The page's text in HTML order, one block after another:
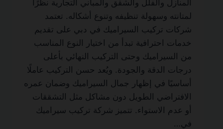
المنازل والفلل والشقق والمباني التجارية نظرًا
لمتانته وسهولة تنظيفه وتنوع أشكاله. تعتمد
شركات تركيب السيراميك في دبي على تقديم
خدمات احترافية تبدأ من اختيار النوع المناسب
من السيراميك وحتى التركيب النهائي بأعلى
درجات الدقة والجودة. ويُعد حسن التركيب عاملًا
أساسيًا في إظهار جمال السيراميك وضمان عمره
الافتراضي الطويل دون مشاكل مثل التشققات
أو عدم الاستواء. تتميز شركة تركيب سيراميك
في…